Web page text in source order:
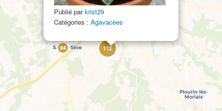
9
94 112
Publié parkrist29
Catégories : Agavacées